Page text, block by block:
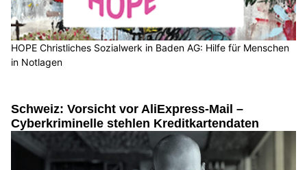
HOPE Christliches Sozialwerk in Baden AG: Hilfe für Menschen
in Notlagen
Schweiz: Vorsicht vor AliExpress-Mail –
Cyberkriminelle stehlen Kreditkartendaten